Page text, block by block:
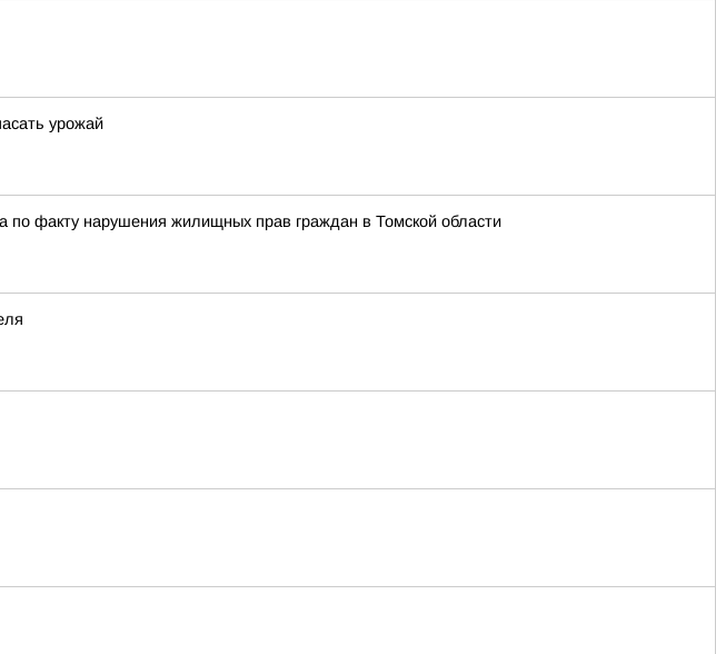
урожай
по факту нарушения жилищных прав граждан в Томской области